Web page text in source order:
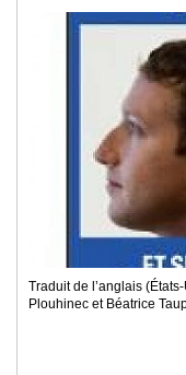
Traduit de l’anglais
Plouhinec et Béatrice